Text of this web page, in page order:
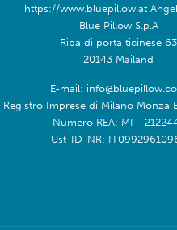
https://www.bluepillow.at
Blue Pillow S.p.A
Ripa di porta ticinese 63
20143 Mailand
E-mail:
Registro Imprese di Milano Monza
Numero REA: MI -
Ust-ID-NR: